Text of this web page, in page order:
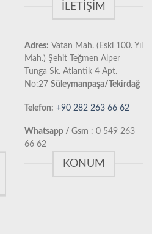
İLETIŞIM
Adres: Vatan Mah. (Eski 100. Yıl
Mah.) Şehit Teğmen Alper
Tunga Sk. Atlantik 4 Apt.
No:27 Süleymanpaşa/Tekirdağ
Telefon: +90 282 263 66 62
Whatsapp / Gsm : 0 549 263
66 62
KONUM